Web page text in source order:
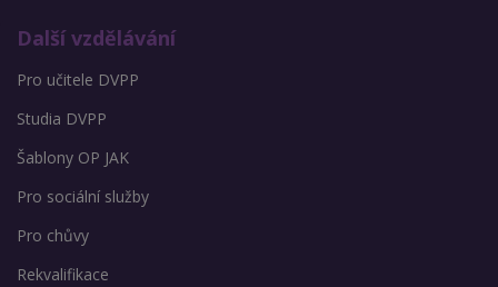
Další vzdělávání
Pro učitele DVPP
Studia DVPP
Šablony OP JAK
Pro sociální služby
Pro chůvy
Rekvalifikace